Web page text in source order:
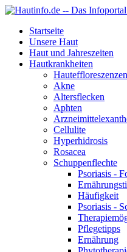
Startseite
Unsere Haut
Haut und Jahreszeiten
Hautkrankheiten
Hauteffloreszenzen
Akne
Altersflecken
Aphten
Cellulite
Hyperhidrosis
Rosacea
Schuppenflechte
Psoriasis -
Häufigkeit
Psoriasis -
Pflegetipps
Ernährung